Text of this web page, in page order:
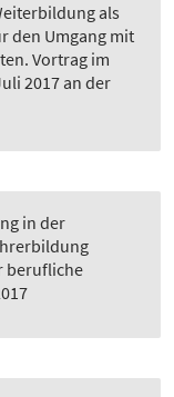
als
den Umgang mit
Vortrag im
2017 an der
in der
berufliche